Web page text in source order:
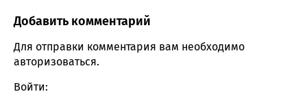
Comment section
Добавить комментарий
Для отправки комментария вам необходимо
авторизоваться.
Войти: